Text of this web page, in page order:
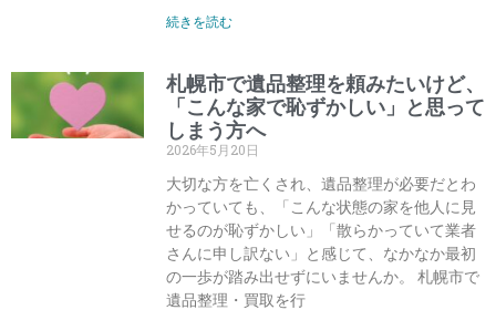
続きを読む
札幌市で遺品整理を頼みたいけど、
「こんな家で恥ずかしい」と思って
しまう方へ
2026年5月20日
大切な方を亡くされ、遺品整理が必要だとわ
かっていても、「こんな状態の家を他人に見
せるのが恥ずかしい」「散らかっていて業者
さんに申し訳ない」と感じて、なかなか最初
の一歩が踏み出せずにいませんか。 札幌市で
遺品整理・買取を行